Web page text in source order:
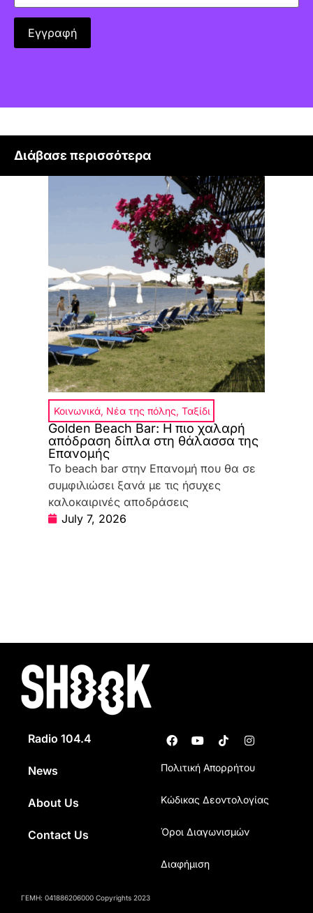
Διάβασε περισσότερα
Κοινωνικά, Νέα της πόλης, Ταξίδι
Golden Beach Bar: Η πιο χαλαρή
απόδραση δίπλα στη θάλασσα της
Επανομής
Το beach bar στην Επανομή που θα σε
συμφιλιώσει ξανά με τις ήσυχες
καλοκαιρινές αποδράσεις
July 7, 2026
Radio 104.4
News
About Us
Contact Us
Πολιτική Απορρήτου
Κώδικας Δεοντολογίας
Όροι Διαγωνισμών
Διαφήμιση
ΓΕΜΗ: 041886206000 Copyrights 2023